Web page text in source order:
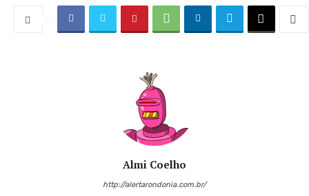
Almi Coelho
http://alertarondonia.com.br/